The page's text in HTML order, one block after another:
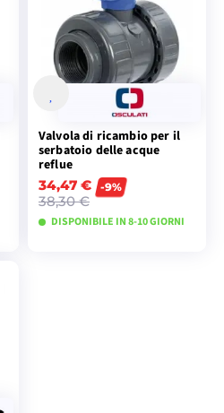
Valvola di ricambio per il
serbatoio delle acque
reflue
34,47 €
38,30 €
-9%
DISPONIBILE IN 8-10 GIORNI